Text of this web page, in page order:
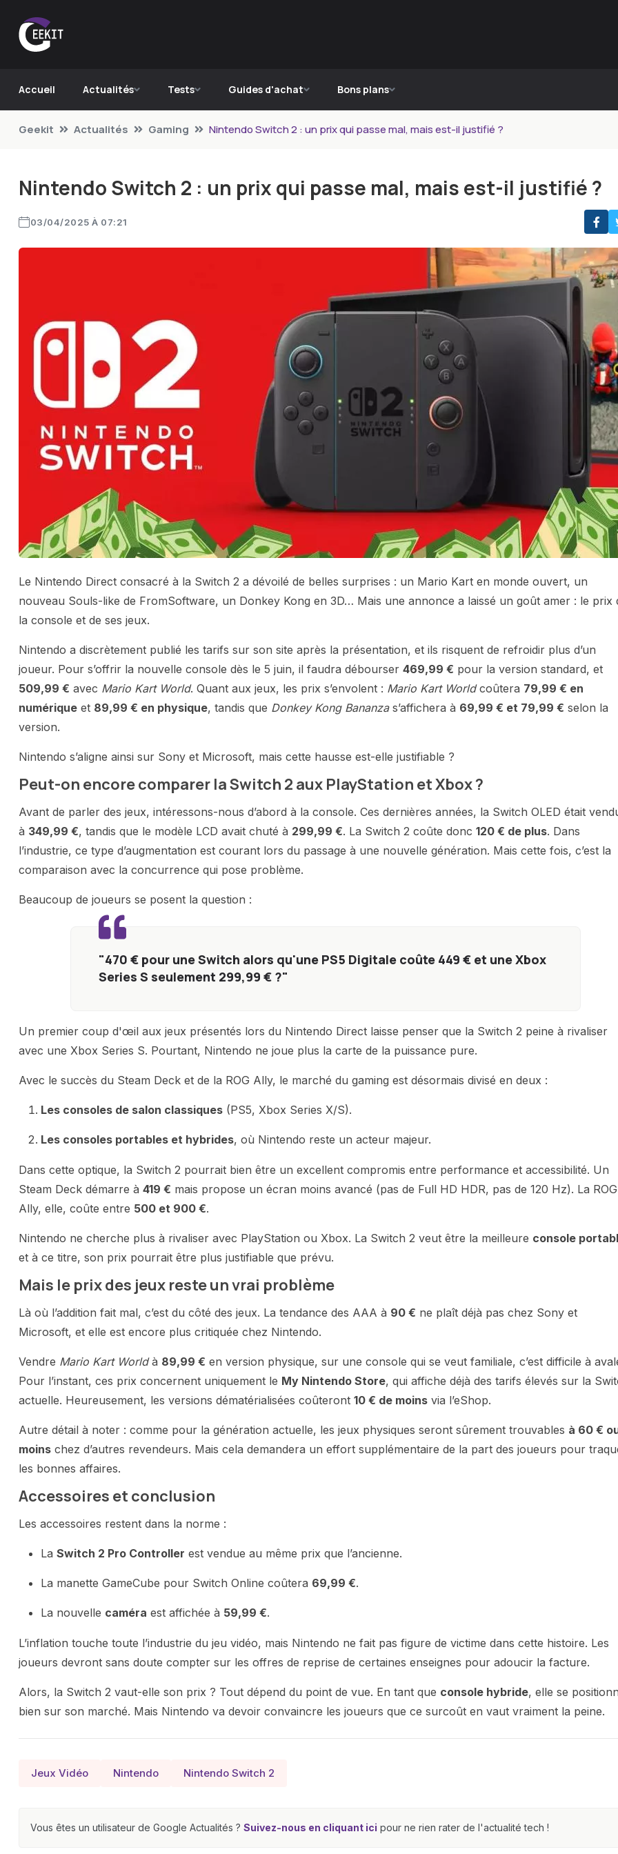
Accueil Actualités Tests Guides d'achat Bons plans
Geekit Actualités Gaming Nintendo Switch 2 : un prix qui passe mal, mais est-il justifié ?
Nintendo Switch 2 : un prix qui passe mal, mais est-il justifié ?
03/04/2025 À 07:21
Le Nintendo Direct consacré à la Switch 2 a dévoilé de belles surprises : un Mario Kart en monde ouvert, un
nouveau Souls-like de FromSoftware, un Donkey Kong en 3D… Mais une annonce a laissé un goût amer : le prix
la console et de ses jeux.
Nintendo a discrètement publié les tarifs sur son site après la présentation, et ils risquent de refroidir plus d’un
joueur. Pour s’offrir la nouvelle console dès le 5 juin, il faudra débourser 469,99 € pour la version standard, et
509,99 € avec Mario Kart World. Quant aux jeux, les prix s’envolent : Mario Kart Worldcoûtera 79,99 € en
numérique et 89,99 € en physique, tandis que Donkey Kong Bananzas’affichera à 69,99 € et 79,99 € selon la
version.
Nintendo s’aligne ainsi sur Sony et Microsoft, mais cette hausse est-elle justifiable ?
Peut-on encore comparer la Switch 2 aux PlayStation et Xbox ?
Avant de parler des jeux, intéressons-nous d’abord à la console. Ces dernières années, la Switch OLED était
à 349,99 €, tandis que le modèle LCD avait chuté à 299,99 €. La Switch 2 coûte donc 120 € de plus. Dans
l’industrie, ce type d’augmentation est courant lors du passage à une nouvelle génération. Mais cette fois, c’est la
comparaison avec la concurrence qui pose problème.
Beaucoup de joueurs se posent la question :
"470 € pour une Switch alors qu'une PS5 Digitale coûte 449 € et une Xbox
Series S seulement 299,99 € ?"
Un premier coup d'œil aux jeux présentés lors du Nintendo Direct laisse penser que la Switch 2 peine à rivaliser
avec une Xbox Series S. Pourtant, Nintendo ne joue plus la carte de la puissance pure.
Avec le succès du Steam Deck et de la ROG Ally, le marché du gaming est désormais divisé en deux :
Les consoles de salon classiques (PS5, Xbox Series X/S).
Les consoles portables et hybrides, où Nintendo reste un acteur majeur.
Dans cette optique, la Switch 2 pourrait bien être un excellent compromis entre performance et accessibilité. Un
Steam Deck démarre à 419 € mais propose un écran moins avancé (pas de Full HD HDR, pas de 120 Hz). La ROG
Ally, elle, coûte entre 500 et 900 €.
Nintendo ne cherche plus à rivaliser avec PlayStation ou Xbox. La Switch 2 veut être la meilleure console
et à ce titre, son prix pourrait être plus justifiable que prévu.
Mais le prix des jeux reste un vrai problème
Là où l’addition fait mal, c’est du côté des jeux. La tendance des AAA à 90 € ne plaît déjà pas chez Sony et
Microsoft, et elle est encore plus critiquée chez Nintendo.
Vendre Mario Kart Worldà 89,99 € en version physique, sur une console qui se veut familiale, c’est difficile à
Pour l’instant, ces prix concernent uniquement le My Nintendo Store, qui affiche déjà des tarifs élevés sur la
actuelle. Heureusement, les versions dématérialisées coûteront 10 € de moins via l’eShop.
Autre détail à noter : comme pour la génération actuelle, les jeux physiques seront sûrement trouvables à 60 €
moins chez d’autres revendeurs. Mais cela demandera un effort supplémentaire de la part des joueurs pour
les bonnes affaires.
Accessoires et conclusion
Les accessoires restent dans la norme :
La Switch 2 Pro Controller est vendue au même prix que l’ancienne.
La manette GameCube pour Switch Online coûtera 69,99 €.
La nouvelle caméra est affichée à 59,99 €.
L’inflation touche toute l’industrie du jeu vidéo, mais Nintendo ne fait pas figure de victime dans cette histoire. Les
joueurs devront sans doute compter sur les offres de reprise de certaines enseignes pour adoucir la facture.
Alors, la Switch 2 vaut-elle son prix ? Tout dépend du point de vue. En tant que console hybride, elle se
bien sur son marché. Mais Nintendo va devoir convaincre les joueurs que ce surcoût en vaut vraiment la peine.
Jeux Vidéo Nintendo Nintendo Switch 2
Vous êtes un utilisateur de Google Actualités ? Suivez-nous en cliquant ici pour ne rien rater de l'actualité tech !